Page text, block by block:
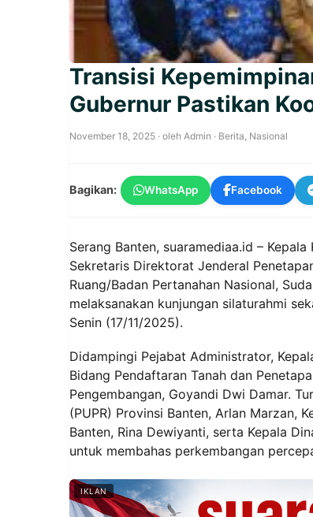
Transisi
Gubernur Pastikan
November 18, 2025 · oleh Admin · Berita Nasional
Bagikan: WhatsApp Facebook
Serang Banten, suaramediaa.id –
Sekretaris Direktorat Jenderal
Ruang/Badan Pertanahan Nasional,
melaksanakan kunjungan silaturahmi
Senin (17/11/2025).
Didampingi Pejabat Administrator,
Bidang Pendaftaran Tanah dan
Pengembangan, Goyandi Dwi Damar.
(PUPR) Provinsi Banten, Arlan Marzan,
Banten, Rina Dewiyanti, serta Kepala
untuk membahas perkembangan
IKLAN